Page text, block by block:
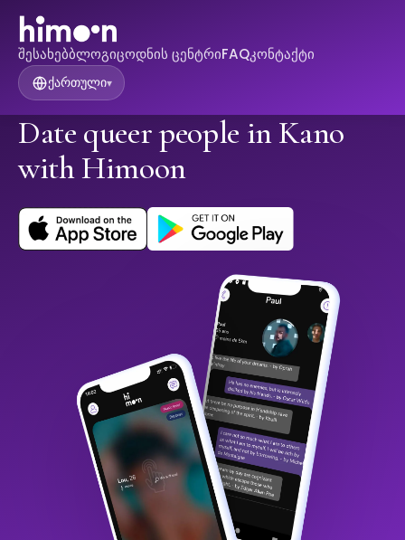
შესახებბლოგიცოდნის ცენტრიFAQკონტაქტი
ქართული▾
Date queer people in Kano
with Himoon